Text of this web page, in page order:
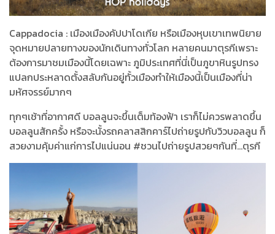
Cappadocia : เมืองเมืองคัปปาโดเกีย หรือเมืองหุบเขาเทพนิยาย
จุดหมายปลายทางของนักเดินทางทั่วโลก หลายคนมาตุรกีเพราะ
ต้องการมาชมเมืองนี้โดยเฉพาะ ภูมิประเทศที่นี่เป็นภูขาหินรูปทรง
แปลกประหลาดตั้งสลับกันอยู่ทั้วเมืองทำให้เมืองนี้เป็นเมืองที่น่า
มหัศจรรย์มากๆ
ทุกๆเช้าที่อากาศดี บอลลูนจะขึ้นเต็มท้องฟ้า เราก็ไม่ควรพลาดขึ้น
บอลลูนสักครั้ง หรือจะนั้งรถคลาสสิกคาร์ไปถ่ายรูปกับวิวบอลลูน ก็
สวยงามคุ้มค่าแก่การไปแน่นอน #ชวนไปถ่ายรูปสวยๆกันที่...ตุรกี